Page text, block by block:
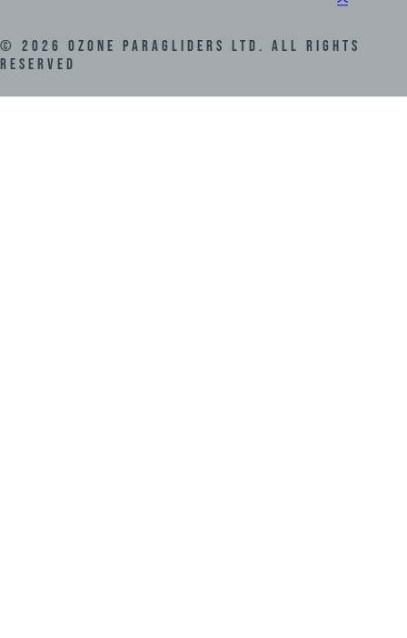
© 2026 Ozone Paragliders LTD. All Rights
Reserved